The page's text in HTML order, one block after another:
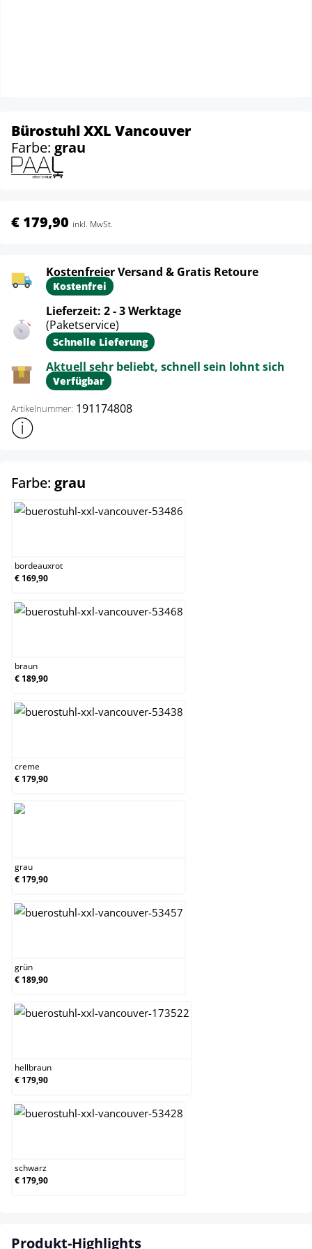
Bürostuhl XXL Vancouver
Farbe: grau
€ 179,90 inkl. MwSt.
Kostenfreier Versand & Gratis Retoure
Kostenfrei
Lieferzeit: 2 - 3 Werktage
(Paketservice)
Schnelle Lieferung
Aktuell sehr beliebt, schnell sein lohnt sich
Verfügbar
Artikelnummer: 191174808
Weitere Produktinformationen anzeigen
Farbe: grau
bordeauxrot
€ 169,90
braun
€ 189,90
creme
€ 179,90
grau
€ 179,90
grün
€ 189,90
hellbraun
€ 179,90
schwarz
€ 179,90
Produkt-Highlights